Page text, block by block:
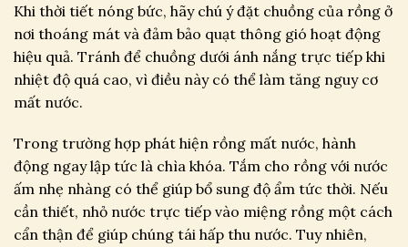
Khi thời tiết nóng bức, hãy chú ý đặt chuồng của rồng ở
nơi thoáng mát và đảm bảo quạt thông gió hoạt động
hiệu quả. Tránh để chuồng dưới ánh nắng trực tiếp khi
nhiệt độ quá cao, vì điều này có thể làm tăng nguy cơ
mất nước.
Trong trường hợp phát hiện rồng mất nước, hành
động ngay lập tức là chìa khóa. Tắm cho rồng với nước
ấm nhẹ nhàng có thể giúp bổ sung độ ẩm tức thời. Nếu
cần thiết, nhỏ nước trực tiếp vào miệng rồng một cách
cẩn thận để giúp chúng tái hấp thu nước. Tuy nhiên,